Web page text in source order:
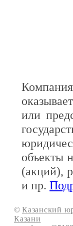
или
объекты
(акций),
и пр.
© Казанский
Казани